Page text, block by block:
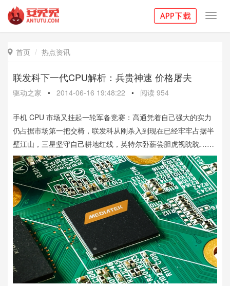
 首页 热点资讯
联发科下一代CPU解析：兵贵神速 价格屠夫
驱动之家 • 2014-06-16 19:48:22 • 阅读 954
手机 CPU 市场又挂起一轮军备竞赛：高通凭着自己强大的实力
仍占据市场第一把交椅，联发科从刚杀入到现在已经牢牢占据半
壁江山，三星坚守自己耕地红线，英特尔卧薪尝胆虎视眈眈……